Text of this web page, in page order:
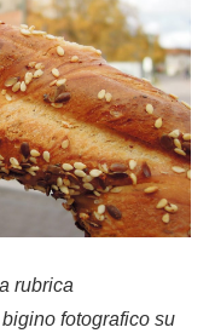
rubrica
fotografico su